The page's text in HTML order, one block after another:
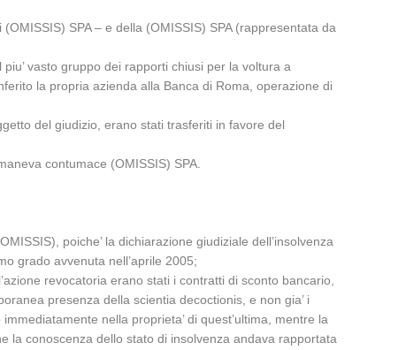
SPA – e della (OMISSIS) SPA (rappresentata da
vasto gruppo dei rapporti chiusi per la voltura a
la propria azienda alla Banca di Roma, operazione di
del giudizio, erano stati trasferiti in favore del
contumace (OMISSIS) SPA.
poiche’ la dichiarazione giudiziale dell’insolvenza
grado avvenuta nell’aprile 2005;
revocatoria erano stati i contratti di sconto bancario,
presenza della scientia decoctionis, e non gia’ i
nella proprieta’ di quest’ultima, mentre la
la conoscenza dello stato di insolvenza andava rapportata